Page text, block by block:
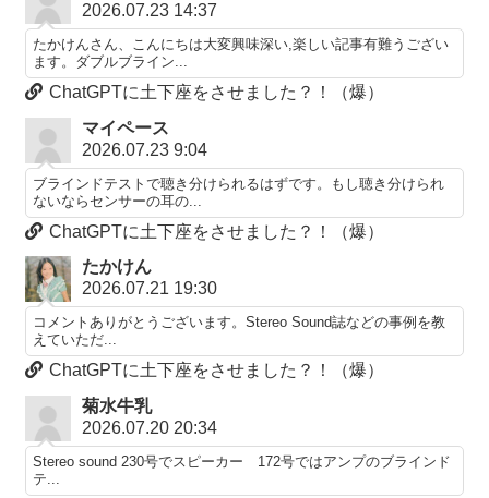
2026.07.23 14:37
たかけんさん、こんにちは大変興味深い,楽しい記事有難うござい
ます。ダブルブライン...
ChatGPTに土下座をさせました？！（爆）
マイペース
2026.07.23 9:04
ブラインドテストで聴き分けられるはずです。もし聴き分けられ
ないならセンサーの耳の...
ChatGPTに土下座をさせました？！（爆）
たかけん
2026.07.21 19:30
コメントありがとうございます。Stereo Sound誌などの事例を教
えていただ...
ChatGPTに土下座をさせました？！（爆）
菊水牛乳
2026.07.20 20:34
Stereo sound 230号でスピーカー 172号ではアンプのブラインド
テ...